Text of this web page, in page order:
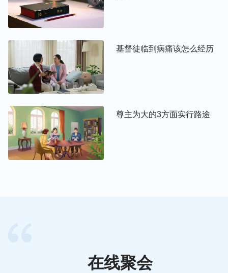
官员更是利用职权，互相勾结，贪污受贿；各行各业
的生意人更是为了钱坑蒙拐骗，手段耍尽；就连如今
利；如今社会的人为了钱财都出卖人格，出卖尊严，
淫乱败坏真是无恶不做，婚外情已经成风，人都活在
吃喝嫖赌中，享受罪中之乐。圣经上说：“因为罪的
工价乃是死……”（罗6：23）主耶稣早已预言在末世
要有大灾难：“因为那时必有大灾难，从世界的起头
直到如今，没有这样的灾难，后来也必没有。”（太
24：21）那我们生在末世的每一个人，该怎样对待
自己的所作所行，才能迎接到主的再来，登上末世的
方舟呢？
基督徒临到病痛该怎么经历
尊主为大的3方面实行路途
在线聚会